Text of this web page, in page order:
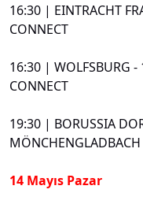
16:30 | EINTRACHT
CONNECT
16:30 | WOLFSBURG
CONNECT
19:30 | BORUSSIA
14 Mayıs Pazar